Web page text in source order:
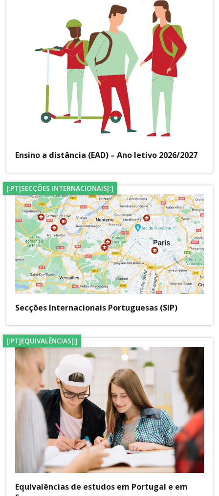
Ensino a distância (EAD) – Ano letivo 2026/2027
[:PT]SECÇÕES INTERNACIONAIS[:]
Secções Internacionais Portuguesas (SIP)
[:PT]EQUIVALÊNCIAS[:]
Equivalências de estudos em Portugal e em